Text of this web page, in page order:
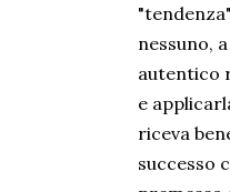
nessuno,
autentico
e
riceva
successo